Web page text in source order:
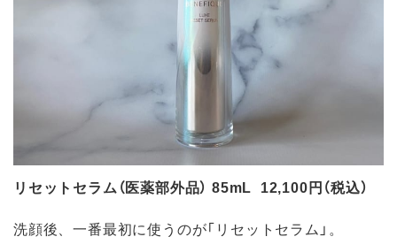
リセットセラム（医薬部外品） 85mL 12,100円（税込）
洗顔後、一番最初に使うのが「リセットセラム」。